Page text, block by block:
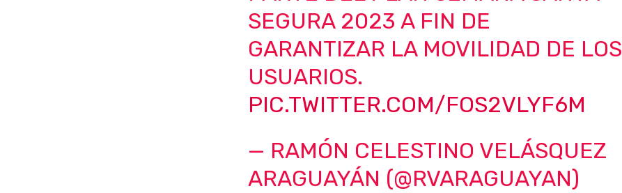
SEGURA 2023 A FIN DE
GARANTIZAR LA MOVILIDAD DE LOS
USUARIOS.
PIC.TWITTER.COM/FOS2VLYF6M
— RAMÓN CELESTINO VELÁSQUEZ
ARAGUAYÁN (@RVARAGUAYAN)